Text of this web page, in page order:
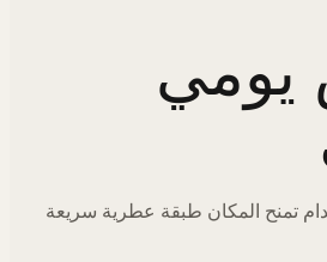
يومي
تمنح المكان طبقة عطرية سريعة